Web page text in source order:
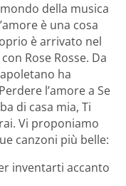
della musica
è una cosa
è arrivato nel
Rose Rosse. Da
ha
l’amore a Se
di casa mia, Ti
Vi proponiamo
canzoni più belle:
inventarti accanto